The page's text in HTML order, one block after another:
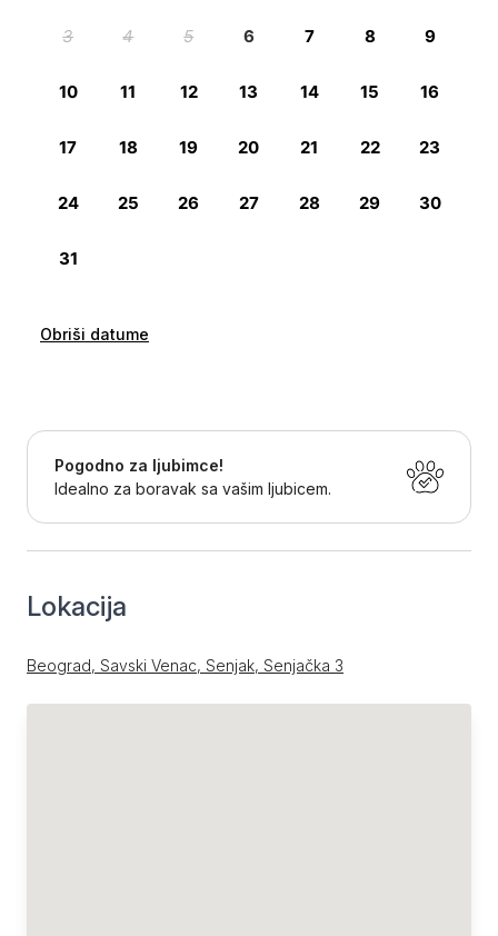
Obriši datume
Pogodno za ljubimce!
Idealno za boravak sa vašim ljubicem.
Lokacija
Beograd, Savski Venac, Senjak, Senjačka 3